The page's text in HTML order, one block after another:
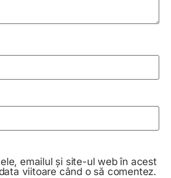
emailul și site-ul web în acest
viitoare când o să comentez.